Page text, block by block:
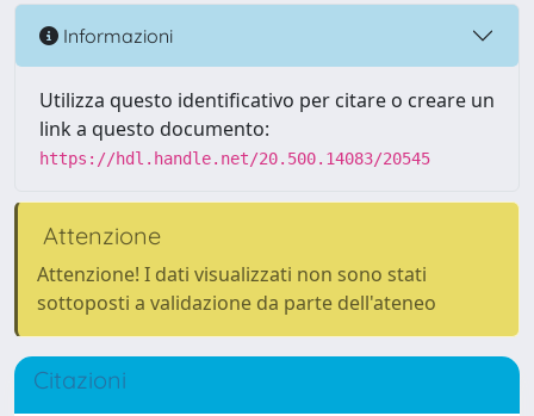
Informazioni
Utilizza questo identificativo per citare o creare un
link a questo documento:
https://hdl.handle.net/20.500.14083/20545
Attenzione
Attenzione! I dati visualizzati non sono stati
sottoposti a validazione da parte dell'ateneo
Citazioni